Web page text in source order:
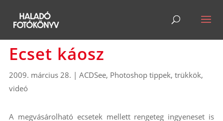
Ecset káosz
2009. március 28. | ACDSee, Photoshop tippek, trükkök,
videó
A megvásárolható ecsetek mellett rengeteg ingyeneset is